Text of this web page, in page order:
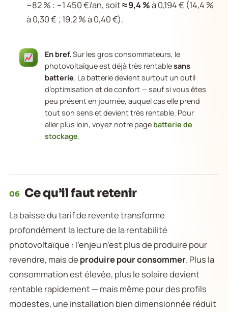
~82 % : ~1 450 €/an, soit≈ 9,4 %à 0,194 € (14,4 %
à 0,30 € ; 19,2 % à 0,40 €).
En bref. Sur les gros consommateurs, le
photovoltaïque est déjà très rentablesans
batterie. La batterie devient surtout un outil
d’optimisation et de confort — sauf si vous êtes
peu présent en journée, auquel cas elle prend
tout son sens et devient très rentable. Pour
aller plus loin, voyez notre page batterie de
stockage.
06 Ce qu’il faut retenir
La baisse du tarif de revente transforme
profondément la lecture de la rentabilité
photovoltaïque : l’enjeu n’est plus de produire pour
revendre, mais de produire pour consommer. Plus la
consommation est élevée, plus le solaire devient
rentable rapidement — mais même pour des profils
modestes, une installation bien dimensionnée réduit